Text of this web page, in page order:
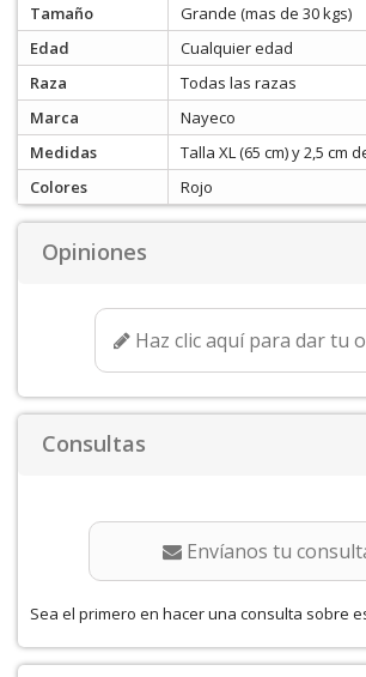
Tamaño
Grande (mas de 30 kgs)
Edad
Cualquier edad
Raza
Todas las razas
Marca
Nayeco
Medidas
Talla XL (65 cm) y 2,5 cm
Colores
Rojo
Opiniones
Haz clic aquí para dar tu
Consultas
Envíanos tu
Sea el primero en hacer una consulta sobre